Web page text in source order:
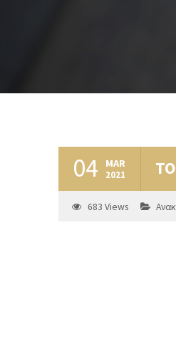
04 MAR
2021
683 Views